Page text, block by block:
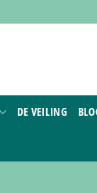
DE VEILING